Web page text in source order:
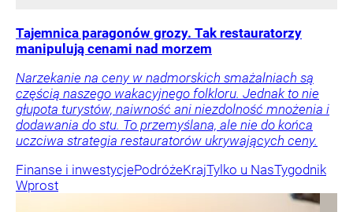
Tajemnica paragonów grozy. Tak restauratorzy
manipulują cenami nad morzem
Narzekanie na ceny w nadmorskich smażalniach są
częścią naszego wakacyjnego folkloru. Jednak to nie
głupota turystów, naiwność ani niezdolność mnożenia i
dodawania do stu. To przemyślana, ale nie do końca
uczciwa strategia restauratorów ukrywających ceny.
Finanse i inwestycjePodróżeKrajTylko u NasTygodnik
Wprost